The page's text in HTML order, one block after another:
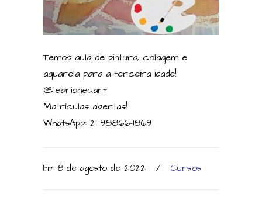
Temos aula de pintura, colagem e
aquarela para a terceira idade!
@lebriones.art
Matrículas abertas!
WhatsApp: 21 98866-1869
Em 8 de agosto de 2022 / Cursos